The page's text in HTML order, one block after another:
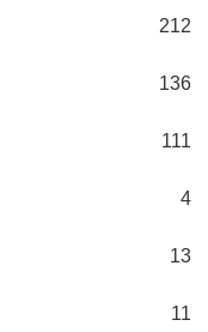
212
136
111
4
13
11